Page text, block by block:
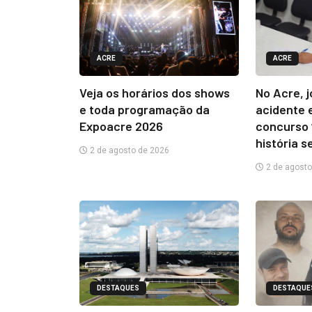
ACRE
Veja os horários dos shows
e toda programação da
Expoacre 2026
2 de agosto de 2026
ACRE
No Acre,
acidente
concurso
história
2 de
DESTAQUES